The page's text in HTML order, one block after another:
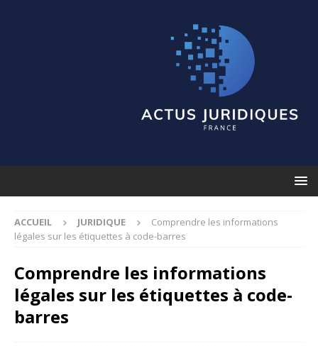
ACCUEIL JURIDIQUE
Comprendre les informations
légales sur les étiquettes à code-barres
Comprendre les informations
légales sur les étiquettes à code-
barres